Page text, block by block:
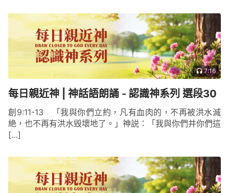
7:16
每日親近神 | 神話語朗誦 - 認識神系列 選段30
創9:11-13 「我與你們立約，凡有血肉的，不再被洪水滅
絶，也不再有洪水毁壞地了。」神説：「我與你們并你們這
[…]